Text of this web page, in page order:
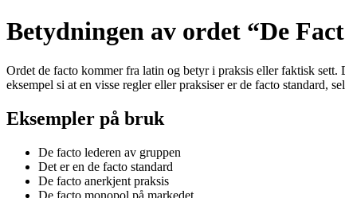
Betydningen av ordet “De
Ordet de facto kommer fra latin og betyr i praksis eller faktisk
eksempel si at en visse regler eller praksiser er de facto standard,
Eksempler på bruk
De facto lederen av gruppen
Det er en de facto standard
De facto anerkjent praksis
De facto monopol på markedet